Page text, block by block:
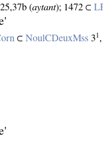
25,37b (aytant); 1472 ⊂
⊂NoulCDeuxMss 31